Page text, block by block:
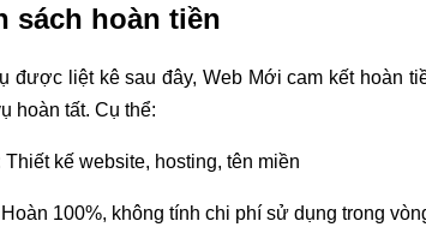
sách hoàn tiền
được liệt kê sau đây, Web Mới cam kết hoàn
hoàn tất. Cụ thể:
Thiết kế website, hosting, tên miền
Hoàn 100%, không tính chi phí sử dụng trong